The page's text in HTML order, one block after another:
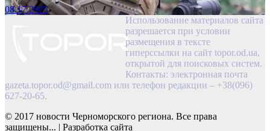
08.17.2025
Использование материалов сайта
разрешается при условии
размещения в тексте
гиперссылки на сайт topor.od.ua,
открытой для поисковых систем.
Контакты: электронная почта
gazeta.topor.od@gmail.com или телефон редакции – +38(096)
627-20-65.
© 2017 новости Черноморского региона. Все права
защищены... | Разработка сайта